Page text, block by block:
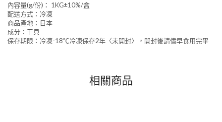
內容量(g/份)： 1KG±10%/盒
配送方式：冷凍
商品產地：日本
成分：干貝
保存期限：冷凍-18℃冷凍保存2年〈未開封〉，開封後請儘早食用完畢
相關商品